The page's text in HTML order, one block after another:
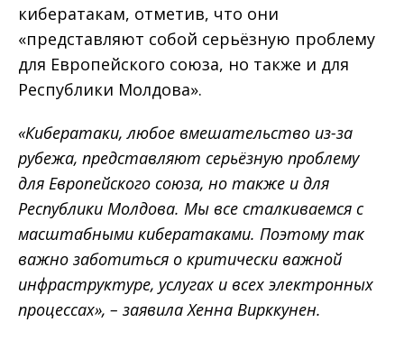
кибератакам, отметив, что они
«представляют собой серьёзную проблему
для Европейского союза, но также и для
Республики Молдова».
«Кибератаки, любое вмешательство из-за
рубежа, представляют серьёзную проблему
для Европейского союза, но также и для
Республики Молдова. Мы все сталкиваемся с
масштабными кибератаками. Поэтому так
важно заботиться о критически важной
инфраструктуре, услугах и всех электронных
процессах», – заявила Хенна Вирккунен.